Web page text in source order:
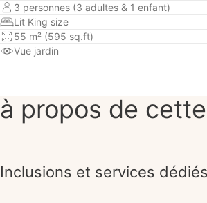
3 personnes (3 adultes & 1 enfant)
Lit King size
55 m² (595 sq.ft)
Vue jardin
à propos de
Inclusions et services dédiés